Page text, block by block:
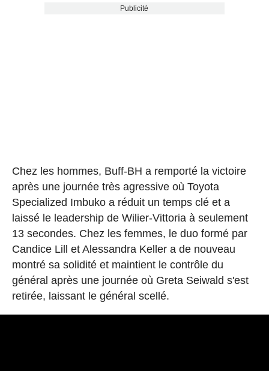
Publicité
Chez les hommes, Buff-BH a remporté la victoire
après une journée très agressive où Toyota
Specialized Imbuko a réduit un temps clé et a
laissé le leadership de Wilier-Vittoria à seulement
13 secondes. Chez les femmes, le duo formé par
Candice Lill et Alessandra Keller a de nouveau
montré sa solidité et maintient le contrôle du
général après une journée où Greta Seiwald s'est
retirée, laissant le général scellé.